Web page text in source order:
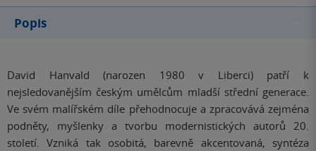
Popis
David Hanvald (narozen 1980 v Liberci) patří k
nejsledovanějším českým umělcům mladší střední generace.
Ve svém malířském díle přehodnocuje a zpracovává zejména
podněty, myšlenky a tvorbu modernistických autorů 20.
století. Vzniká tak osobitá, barevně akcentovaná, syntéza